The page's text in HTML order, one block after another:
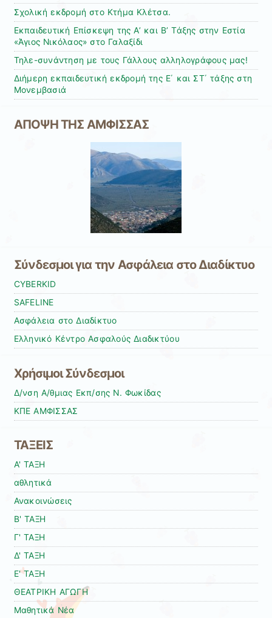
Σχολική εκδρομή στο Κτήμα Κλέτσα.
Εκπαιδευτική Επίσκεψη της Α’ και Β’ Τάξης στην Εστία
«Άγιος Νικόλαος» στο Γαλαξίδι
Τηλε-συνάντηση με τους Γάλλους αλληλογράφους μας!
Διήμερη εκπαιδευτική εκδρομή της Ε΄ και ΣΤ΄ τάξης στη
Μονεμβασιά
ΑΠΟΨΗ ΤΗΣ ΑΜΦΙΣΣΑΣ
Σύνδεσμοι για την Ασφάλεια στο Διαδίκτυο
CYBERKID
SAFELINE
Ασφάλεια στο Διαδίκτυο
Ελληνικό Κέντρο Ασφαλούς Διαδικτύου
Χρήσιμοι Σύνδεσμοι
Δ/νση Α/θμιας Εκπ/σης Ν. Φωκίδας
ΚΠΕ ΑΜΦΙΣΣΑΣ
ΤΑΞΕΙΣ
Α' ΤΑΞΗ
αθλητικά
Ανακοινώσεις
Β' ΤΑΞΗ
Γ' ΤΑΞΗ
Δ' ΤΑΞΗ
Ε' ΤΑΞΗ
ΘΕΑΤΡΙΚΗ ΑΓΩΓΗ
Μαθητικά Νέα